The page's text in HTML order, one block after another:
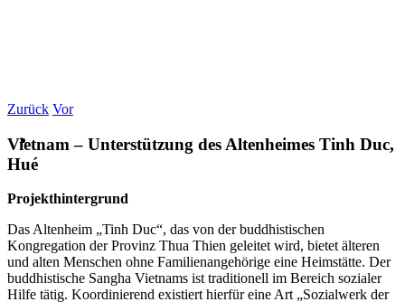
Zurück Vor
Vietnam – Unterstützung des Altenheimes Tinh Duc,
Hué
Projekthintergrund
Das Altenheim „Tinh Duc“, das von der buddhistischen
Kongregation der Provinz Thua Thien geleitet wird, bietet älteren
und alten Menschen ohne Familienangehörige eine Heimstätte. Der
buddhistische Sangha Vietnams ist traditionell im Bereich sozialer
Hilfe tätig. Koordinierend existiert hierfür eine Art „Sozialwerk der